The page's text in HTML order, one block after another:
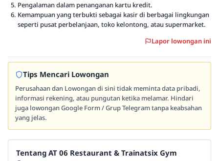
Pengalaman dalam penanganan kartu kredit.
Kemampuan yang terbukti sebagai kasir di berbagai lingkungan
seperti pusat perbelanjaan, toko kelontong, atau supermarket.
Lapor lowongan ini
Tips Mencari Lowongan
Perusahaan dan Lowongan di sini tidak meminta data pribadi,
informasi rekening, atau pungutan ketika melamar. Hindari
juga lowongan Google Form / Grup Telegram tanpa keabsahan
yang jelas.
Tentang AT 06 Restaurant & Trainatsix Gym